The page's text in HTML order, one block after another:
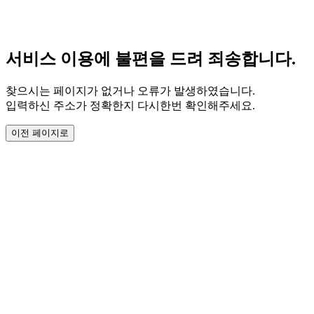
서비스 이용에 불편을 드려 죄송합니다.
찾으시는 페이지가 없거나 오류가 발생하였습니다.
입력하신 주소가 정확한지 다시한번 확인해주세요.
이전 페이지로